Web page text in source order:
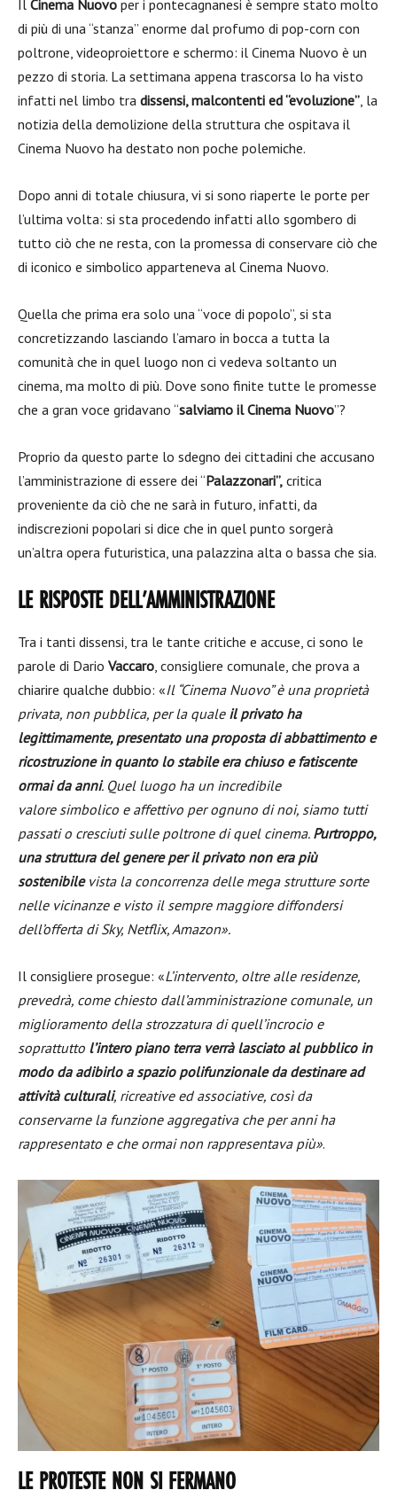
Il Cinema Nuovo per i pontecagnanesi è sempre stato molto
di più di una “stanza” enorme dal profumo di pop-corn con
poltrone, videoproiettore e schermo: il Cinema Nuovo è un
pezzo di storia. La settimana appena trascorsa lo ha visto
infatti nel limbo tra dissensi, malcontenti ed “evoluzione”, la
notizia della demolizione della struttura che ospitava il
Cinema Nuovo ha destato non poche polemiche.
Dopo anni di totale chiusura, vi si sono riaperte le porte per
l’ultima volta: si sta procedendo infatti allo sgombero di
tutto ciò che ne resta, con la promessa di conservare ciò che
di iconico e simbolico apparteneva al Cinema Nuovo.
Quella che prima era solo una “voce di popolo”, si sta
concretizzando lasciando l’amaro in bocca a tutta la
comunità che in quel luogo non ci vedeva soltanto un
cinema, ma molto di più. Dove sono finite tutte le promesse
che a gran voce gridavano “salviamo il Cinema Nuovo”?
Proprio da questo parte lo sdegno dei cittadini che accusano
l’amministrazione di essere dei “Palazzonari”, critica
proveniente da ciò che ne sarà in futuro, infatti, da
indiscrezioni popolari si dice che in quel punto sorgerà
un’altra opera futuristica, una palazzina alta o bassa che sia.
LE RISPOSTE DELL’AMMINISTRAZIONE
Tra i tanti dissensi, tra le tante critiche e accuse, ci sono le
parole di Dario Vaccaro, consigliere comunale, che prova a
chiarire qualche dubbio: «Il “Cinema Nuovo” è una proprietà
privata, non pubblica, per la quale il privato ha
legittimamente, presentato una proposta di abbattimento e
ricostruzione in quanto lo stabile era chiuso e fatiscente
ormai da anni. Quel luogo ha un incredibile
valore simbolico e affettivo per ognuno di noi, siamo tutti
passati o cresciuti sulle poltrone di quel cinema. Purtroppo,
una struttura del genere per il privato non era più
sostenibilevista la concorrenza delle mega strutture sorte
nelle vicinanze e visto il sempre maggiore diffondersi
dell’offerta di Sky, Netflix, Amazon».
Il consigliere prosegue: «L’intervento, oltre alle residenze,
prevedrà, come chiesto dall’amministrazione comunale, un
miglioramento della strozzatura di quell’incrocio e
soprattutto l’intero piano terra verrà lasciato al pubblico in
modo da adibirlo a spazio polifunzionale da destinare ad
attività culturali, ricreative ed associative, così da
conservarne la funzione aggregativa che per anni ha
rappresentato e che ormai non rappresentava più».
LE PROTESTE NON SI FERMANO